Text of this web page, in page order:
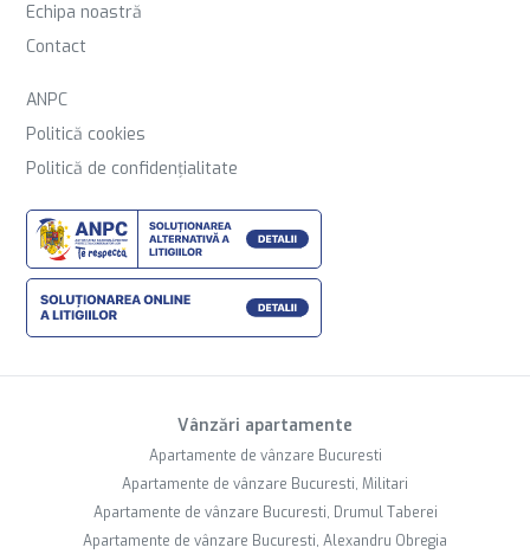
Echipa noastră
Contact
ANPC
Politică cookies
Politică de confidențialitate
Vânzări apartamente
Apartamente de vânzare Bucuresti
Apartamente de vânzare Bucuresti, Militari
Apartamente de vânzare Bucuresti, Drumul Taberei
Apartamente de vânzare Bucuresti, Alexandru Obregia